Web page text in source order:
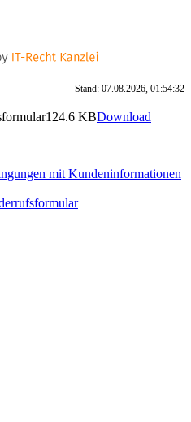
Stand: 07.08.2026, 01:54:32
124.6 KBDownload
mit Kundeninformationen